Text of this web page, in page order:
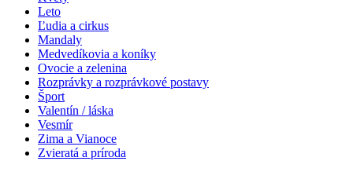
Leto
Ľudia a cirkus
Mandaly
Medvedíkovia a koníky
Ovocie a zelenina
Rozprávky a rozprávkové postavy
Šport
Valentín / láska
Vesmír
Zima a Vianoce
Zvieratá a príroda